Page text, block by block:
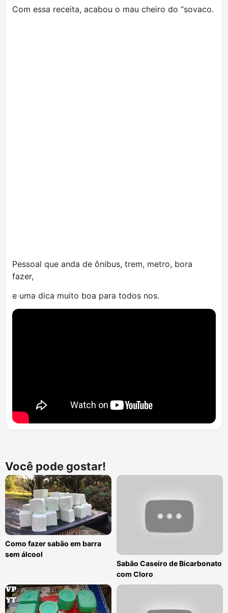
Com essa receita, acabou o mau cheiro do “sovaco.
Pessoal que anda de ônibus, trem, metro, bora
fazer,
e uma dica muito boa para todos nos.
Você pode gostar!
Como fazer sabão em barra
sem álcool
Sabão Caseiro de Bicarbonato
com Cloro